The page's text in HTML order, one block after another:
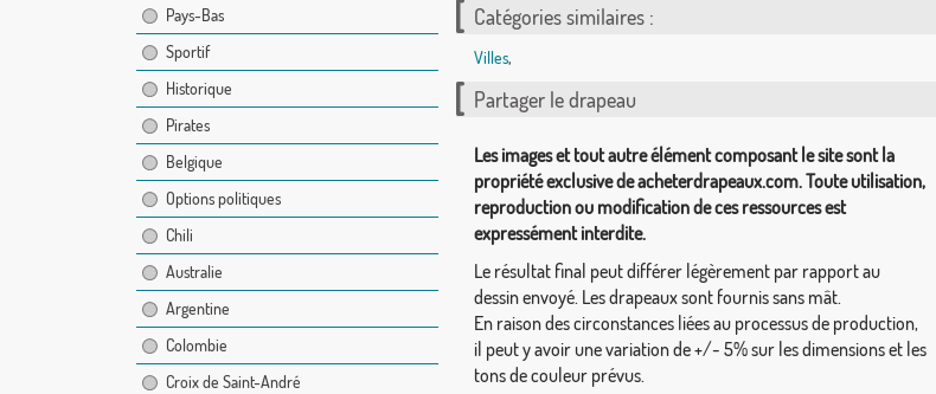
Pays-Bas
Sportif
Historique
Pirates
Belgique
Options politiques
Chili
Australie
Argentine
Colombie
Croix de Saint-André
Catégories similaires :
Villes,
Partager le drapeau
Les images et tout autre élément composant le site sont la
propriété exclusive de acheterdrapeaux.com. Toute utilisation,
reproduction ou modification de ces ressources est
expressément interdite.
Le résultat final peut différer légèrement par rapport au
dessin envoyé. Les drapeaux sont fournis sans mât.
En raison des circonstances liées au processus de production,
il peut y avoir une variation de +/- 5% sur les dimensions et les
tons de couleur prévus.